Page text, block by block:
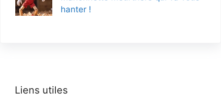
hanter !
Liens utiles